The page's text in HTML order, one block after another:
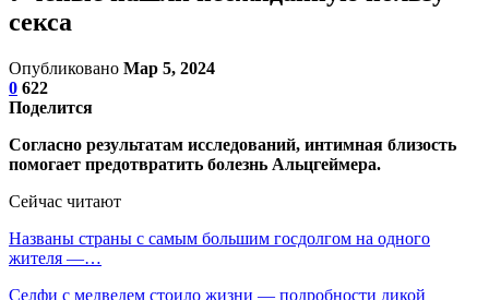
секса
Опубликовано Мар 5, 2024
0 622
Поделится
Согласно результатам исследований, интимная близость
помогает предотвратить болезнь Альцгеймера.
Сейчас читают
Названы страны с самым большим госдолгом на одного
жителя —…
Селфи с медведем стоило жизни — подробности дикой